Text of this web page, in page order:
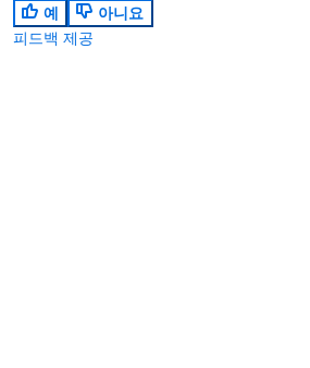
예
아니요
피드백 제공